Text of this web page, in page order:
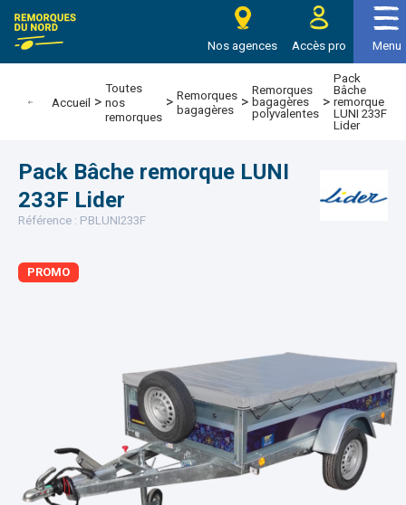
Remorques du nord
Nos agences Accès pro Menu
Accueil >
Toutes
nos
remorques
>Remorques
bagagères >
Remorques
bagagères
polyvalentes
>
Pack
Bâche
remorque
LUNI 233F
Lider
PROMO
Pack Bâche remorque LUNI
233F Lider
Référence : PBLUNI233F